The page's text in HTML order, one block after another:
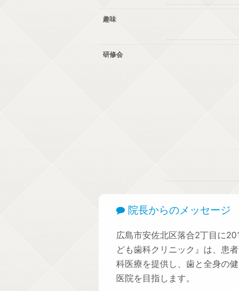
趣味
研修会
院長からのメッセージ
広島市安佐北区落合2丁目に
ども歯科クリニック』は、患
科医療を提供し、歯と全身の
医院を目指します。